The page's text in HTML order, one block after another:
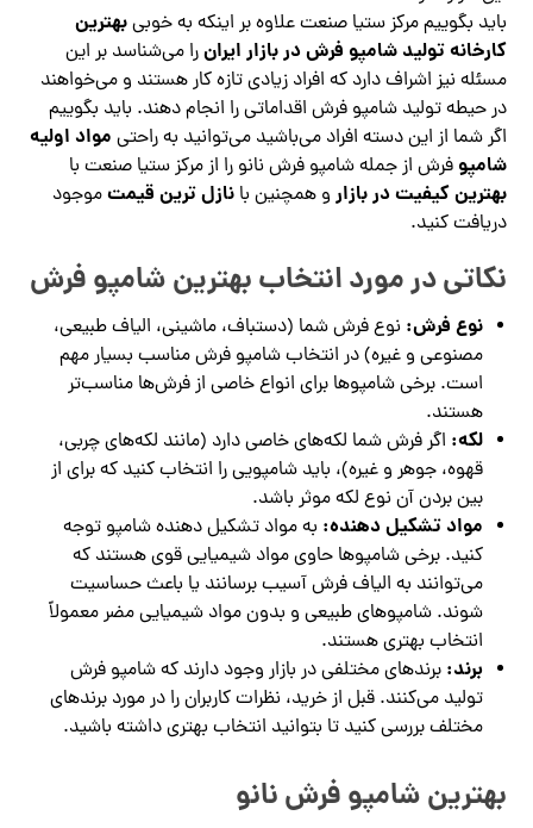
باید بگوییم مرکز ستیا صنعت علاوه بر اینکه به خوبیبهترین
کارخانه تولید شامپو فرش در بازار ایرانرا می‌شناسد بر این
مسئله نیز اشراف دارد که افراد زیادی تازه کار هستند و می‌خواهند
در حیطه تولید شامپو فرش اقداماتی را انجام دهند. باید بگوییم
اگر شما از این دسته افراد می‌باشید می‌توانید به راحتی مواد اولیه
شامپو فرش از جمله شامپو فرش نانو را از مرکز ستیا صنعت با
بهترین کیفیت در بازار و همچنین با نازل‌ ترین قیمتموجود
دریافت کنید.
نکاتی در مورد انتخاب بهترین شامپو فرش
نوع فرش: نوع فرش شما (دستباف، ماشینی، الیاف طبیعی،
مصنوعی و غیره) در انتخاب شامپو فرش مناسب بسیار مهم
است. برخی شامپوها برای انواع خاصی از فرش‌ها مناسب‌تر
هستند.
لکه: اگر فرش شما لکه‌های خاصی دارد (مانند لکه‌های چربی،
قهوه، جوهر و غیره)، باید شامپویی را انتخاب کنید که برای از
بین بردن آن نوع لکه موثر باشد.
مواد تشکیل دهنده: به مواد تشکیل دهنده شامپو توجه
کنید. برخی شامپوها حاوی مواد شیمیایی قوی هستند که
می‌توانند به الیاف فرش آسیب برسانند یا باعث حساسیت
شوند. شامپوهای طبیعی و بدون مواد شیمیایی مضر معمولاً
انتخاب بهتری هستند.
برند: برندهای مختلفی در بازار وجود دارند که شامپو فرش
تولید می‌کنند. قبل از خرید، نظرات کاربران را در مورد برندهای
مختلف بررسی کنید تا بتوانید انتخاب بهتری داشته باشید.
بهترین شامپو فرش نانو